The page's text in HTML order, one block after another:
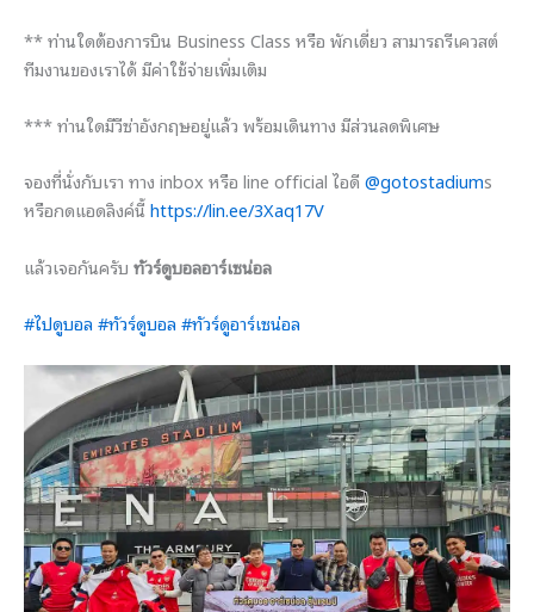
** ท่านใดต้องการบิน Business Class หรือ พักเดี่ยว สามารถรีเควสต์
ทีมงานของเราได้ มีค่าใช้จ่ายเพิ่มเติม
*** ท่านใดมีวีซ่าอังกฤษอยู่แล้ว พร้อมเดินทาง มีส่วนลดพิเศษ
จองที่นั่งกับเรา ทาง inbox หรือ line official ไอดี @gotostadiums
หรือกดแอดลิงค์นี้https://lin.ee/3Xaq17V
แล้วเจอกันครับ ทัวร์ดูบอลอาร์เซน่อล
#ไปดูบอล #ทัวร์ดูบอล #ทัวร์ดูอาร์เซน่อล